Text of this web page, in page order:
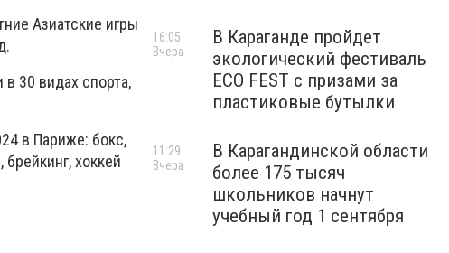
Азиатские игры
30 видах спорта,
в Париже: бокс,
хоккей
В Караганде пройдет
экологический фестиваль
ECO FEST с призами за
пластиковые бутылки
16:05
Вчера
В Карагандинской области
более 175 тысяч
школьников начнут
учебный год 1 сентября
11:29
Вчера